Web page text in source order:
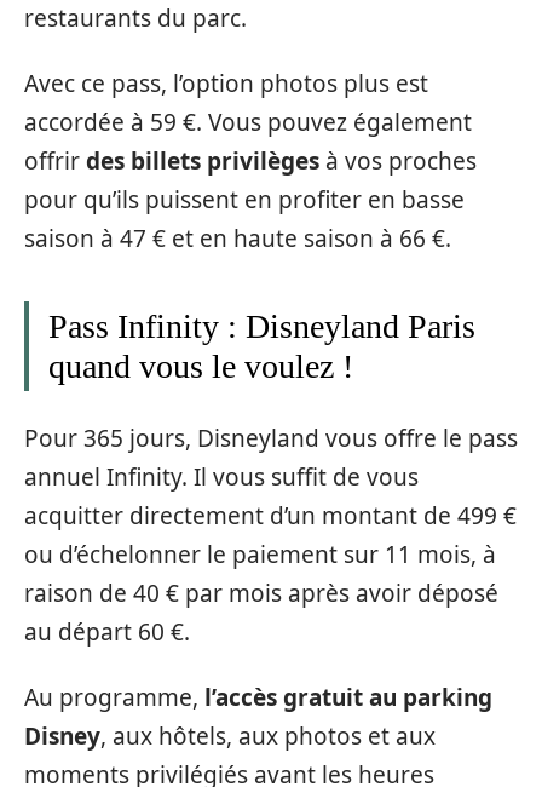
restaurants du parc.
Avec ce pass, l’option photos plus est
accordée à 59 €. Vous pouvez également
offrirdes billets privilèges à vos proches
pour qu’ils puissent en profiter en basse
saison à 47 € et en haute saison à 66 €.
Pass Infinity : Disneyland Paris
quand vous le voulez !
Pour 365 jours, Disneyland vous offre le pass
annuel Infinity. Il vous suffit de vous
acquitter directement d’un montant de 499 €
ou d’échelonner le paiement sur 11 mois, à
raison de 40 € par mois après avoir déposé
au départ 60 €.
Au programme, l’accès gratuit au parking
Disney, aux hôtels, aux photos et aux
moments privilégiés avant les heures